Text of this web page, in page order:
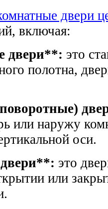
двери
включая:
двери**: это
полотна,
или наружу
оси.
это
или